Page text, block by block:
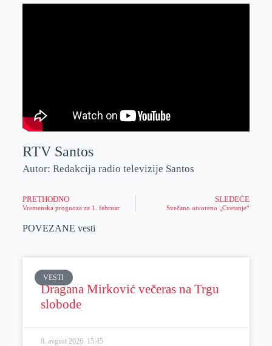
RTV Santos
Autor: Redakcija radio televizije Santos
PRETHODNO
Vremenska prognoza za 1. februar
SLEDEĆE
Svečano otvoreno „Cvetanje“
POVEZANE vesti
VESTI
Dragana Mirković večeras na Trgu
slobode
8. avgust 2026. 15:45